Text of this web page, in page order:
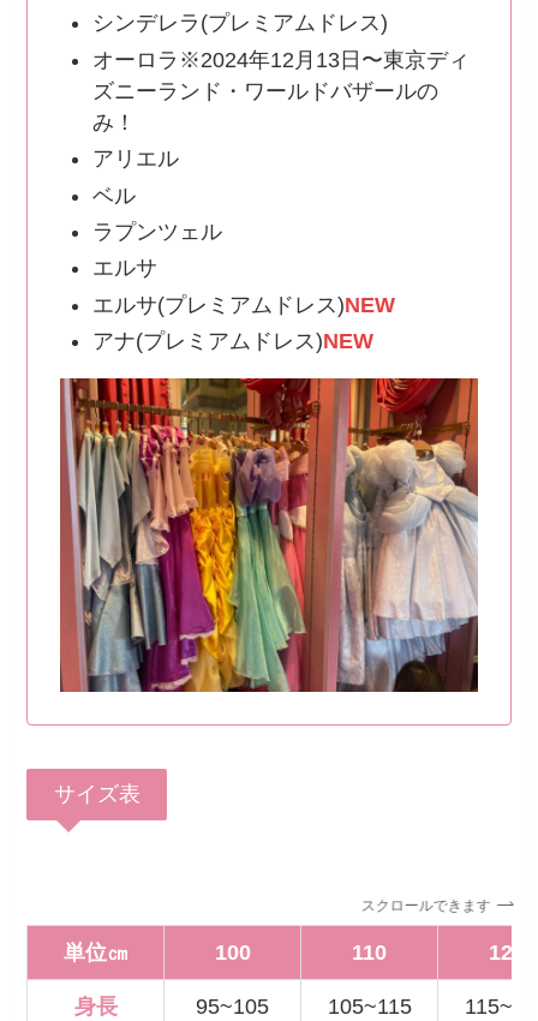
シンデレラ(プレミアムドレス)
オーロラ※2024年12月13日〜東京ディ
ズニーランド・ワールドバザールの
み！
アリエル
ベル
ラプンツェル
エルサ
エルサ(プレミアムドレス)NEW
アナ(プレミアムドレス)NEW
サイズ表
スクロールできます
単位㎝ 100 110 120
身長 95~105 105~115